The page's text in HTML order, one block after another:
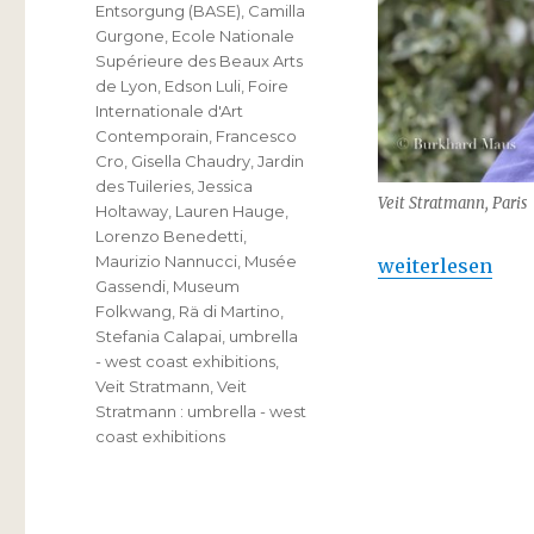
Veit Stratmann, Paris
„Veit
weiterlesen
Entsorgung (BASE) Camilla
Gurgone Ecole Nationale
Supérieure des Beaux Arts
de Lyon Edson Luli Foire
Internationale d'Art
Contemporain Francesco
Cro Gisella Chaudry ,Jardin
des Tuileries ,Jessica
Holtaway Lauren Hauge
Lorenzo Benedetti
Maurizio Nannucci Musée
Gassendi Museum
Folkwang Rä di Martino
Stefania Calapai umbrella
- west coast exhibitions
Veit Stratmann ,Veit
Stratmann : umbrella - west
coast exhibitions